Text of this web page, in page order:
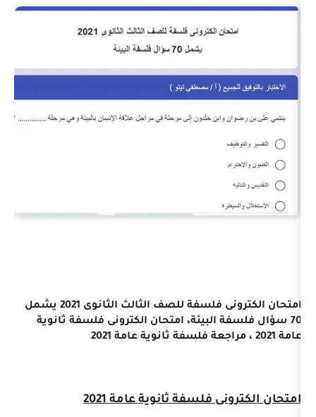
امتحان الكترونى فلسفة للصف الثالث الثانوى 2021 يشمل
البيئة، امتحان الكترونى فلسفة ثانوية
فلسفة ثانوية عامة 2021